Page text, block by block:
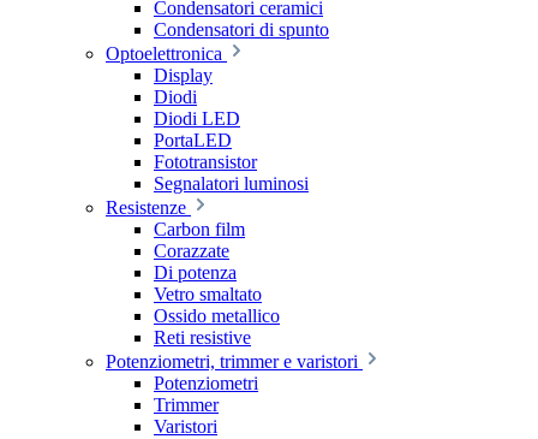
Condensatori ceramici
Condensatori di spunto
Optoelettronica
Display
Diodi
Diodi LED
PortaLED
Fototransistor
Segnalatori luminosi
Resistenze
Carbon film
Corazzate
Di potenza
Vetro smaltato
Ossido metallico
Reti resistive
Potenziometri, trimmer e varistori
Potenziometri
Trimmer
Varistori